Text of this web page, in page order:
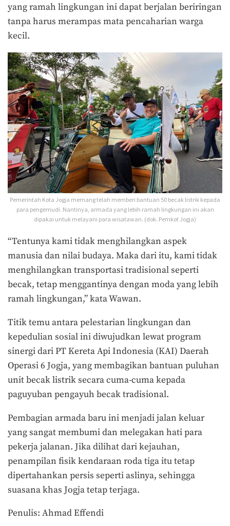
yang ramah lingkungan ini dapat berjalan beriringan
tanpa harus merampas mata pencaharian warga
kecil.
Pemerintah Kota Jogja memang telah memberi bantuan 50 becak listrik kepada
para pengemudi. Nantinya, armada yang lebih ramah lingkungan ini akan
dipakai untuk melayani para wisatawan. (dok. Pemkot Jogja)
“Tentunya kami tidak menghilangkan aspek
manusia dan nilai budaya. Maka dari itu, kami tidak
menghilangkan transportasi tradisional seperti
becak, tetap menggantinya dengan moda yang lebih
ramah lingkungan,” kata Wawan.
Titik temu antara pelestarian lingkungan dan
kepedulian sosial ini diwujudkan lewat program
sinergi dari PT Kereta Api Indonesia (KAI) Daerah
Operasi 6 Jogja, yang membagikan bantuan puluhan
unit becak listrik secara cuma-cuma kepada
paguyuban pengayuh becak tradisional.
Pembagian armada baru ini menjadi jalan keluar
yang sangat membumi dan melegakan hati para
pekerja jalanan. Jika dilihat dari kejauhan,
penampilan fisik kendaraan roda tiga itu tetap
dipertahankan persis seperti aslinya, sehingga
suasana khas Jogja tetap terjaga.
Penulis: Ahmad Effendi